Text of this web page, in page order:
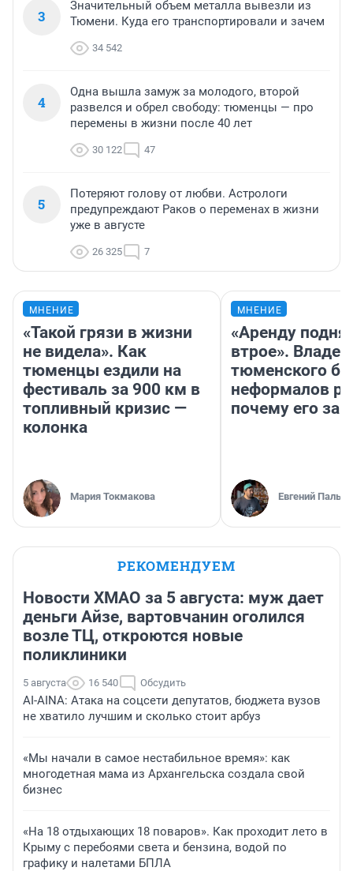
3
Значительный объем металла вывезли из
Тюмени. Куда его транспортировали и зачем
34 542
4
Одна вышла замуж за молодого, второй
развелся и обрел свободу: тюменцы — про
перемены в жизни после 40 лет
30 122 47
5
Потеряют голову от любви. Астрологи
предупреждают Раков о переменах в жизни
уже в августе
26 325 7
МНЕНИЕ
«Такой грязи в жизни
не видела». Как
тюменцы ездили на
фестиваль за 900 км в
топливный кризис —
колонка
Мария Токмакова
МНЕНИЕ
«Аренду
втрое».
тюменского
неформалов
почему его
Евгений
РЕКОМЕНДУЕМ
Новости ХМАО за 5 августа: муж дает
деньги Айзе, вартовчанин оголился
возле ТЦ, откроются новые
поликлиники
5 августа 16 540 Обсудить
AI-AINA: Атака на соцсети депутатов, бюджета вузов
не хватило лучшим и сколько стоит арбуз
«Мы начали в самое нестабильное время»: как
многодетная мама из Архангельска создала свой
бизнес
«На 18 отдыхающих 18 поваров». Как проходит лето в
Крыму с перебоями света и бензина, водой по
графику и налетами БПЛА